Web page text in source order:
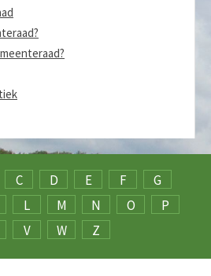
C D E F
G
L M N O
P
V W Z